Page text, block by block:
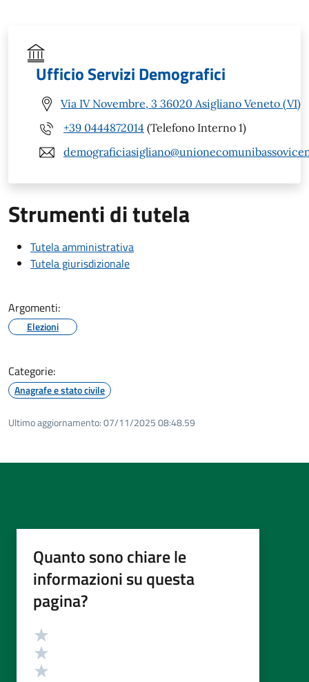
Ufficio Servizi Demografici
Via IV Novembre, 3 36020 Asigliano Veneto (VI)
+39 0444872014 (Telefono Interno 1)
Strumenti di tutela
Tutela amministrativa
Tutela giurisdizionale
Argomenti:
Elezioni
Categorie:
Anagrafe e stato civile
Ultimo aggiornamento:07/11/2025 08:48.59
Quanto sono chiare le
informazioni su questa
pagina?
Valutazione